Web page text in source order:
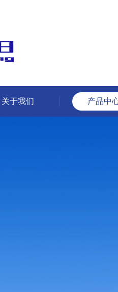
关于我们 产品中